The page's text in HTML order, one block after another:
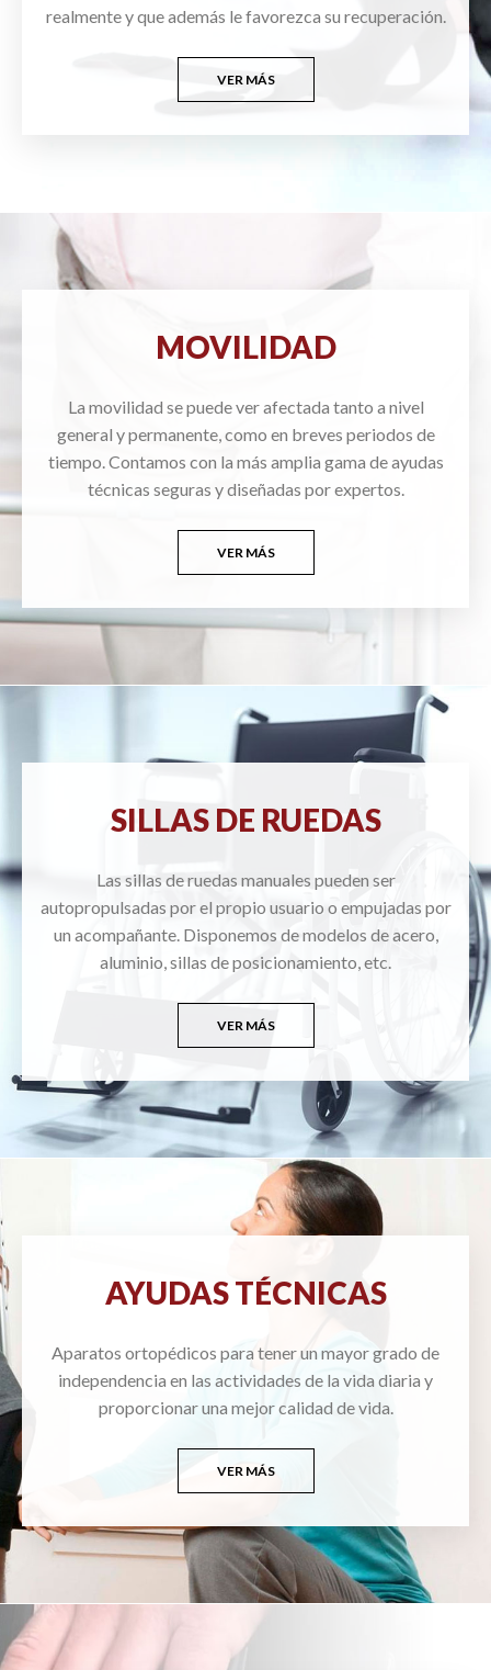
realmente y que además le favorezca su recuperación.
VER MÁS
MOVILIDAD
La movilidad se puede ver afectada tanto a nivel
general y permanente, como en breves periodos de
tiempo. Contamos con la más amplia gama de ayudas
técnicas seguras y diseñadas por expertos.
VER MÁS
SILLAS DE RUEDAS
Las sillas de ruedas manuales pueden ser
autopropulsadas por el propio usuario o empujadas por
un acompañante. Disponemos de modelos de acero,
aluminio, sillas de posicionamiento, etc.
VER MÁS
AYUDAS TÉCNICAS
Aparatos ortopédicos para tener un mayor grado de
independencia en las actividades de la vida diaria y
proporcionar una mejor calidad de vida.
VER MÁS